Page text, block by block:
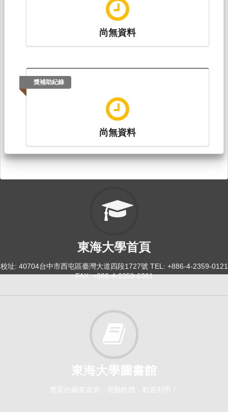
尚無資料
獎補助紀錄
尚無資料
東海大學首頁
校址: 40704台中市西屯區臺灣大道四段1727號 TEL: +886-4-2359-0121
FAX: +886-4-2359-0361
東海大學圖書館
豐富的圖書資源、視聽軟體，歡迎利用！